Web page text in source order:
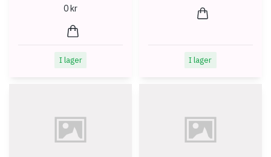
0 kr
I lager I lager